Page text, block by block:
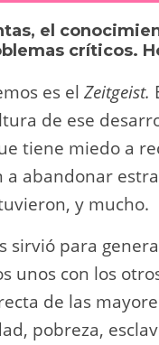
di
t
y
Li
n
k
p
ar
tir
el
críticos.
es el Zeitgeist.
de ese
tiene miedo a
a abandonar
y mucho.
sirvió para
unos con los
de las
pobreza,